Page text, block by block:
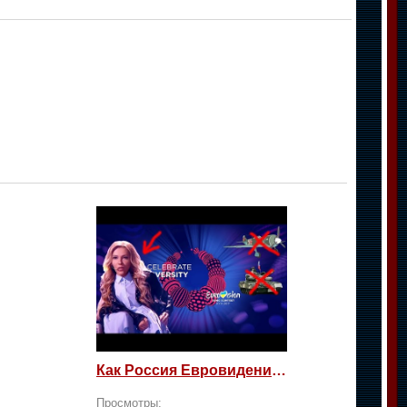
Как Россия Евровидение на жалость берет
Просмотры: